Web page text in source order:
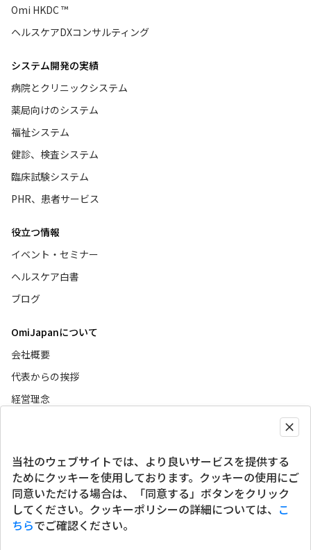
Omi HKDC ™
ヘルスケアDXコンサルティング
システム開発の実績
病院とクリニックシステム
薬局向けのシステム
福祉システム
健診、検査システム
臨床試験システム
PHR、患者サービス
役立つ情報
イベント・セミナー
ヘルスケア白書
ブログ
OmiJapanについて
会社概要
代表からの挨拶
経営理念
グローバルサイト
SNSアカウント
当社のウェブサイトでは、より良いサービスを提供する
ためにクッキーを使用しております。クッキーの使用にご
同意いただける場合は、「同意する」ボタンをクリック
してください。クッキーポリシーの詳細については、 こ
ちらでご確認ください。